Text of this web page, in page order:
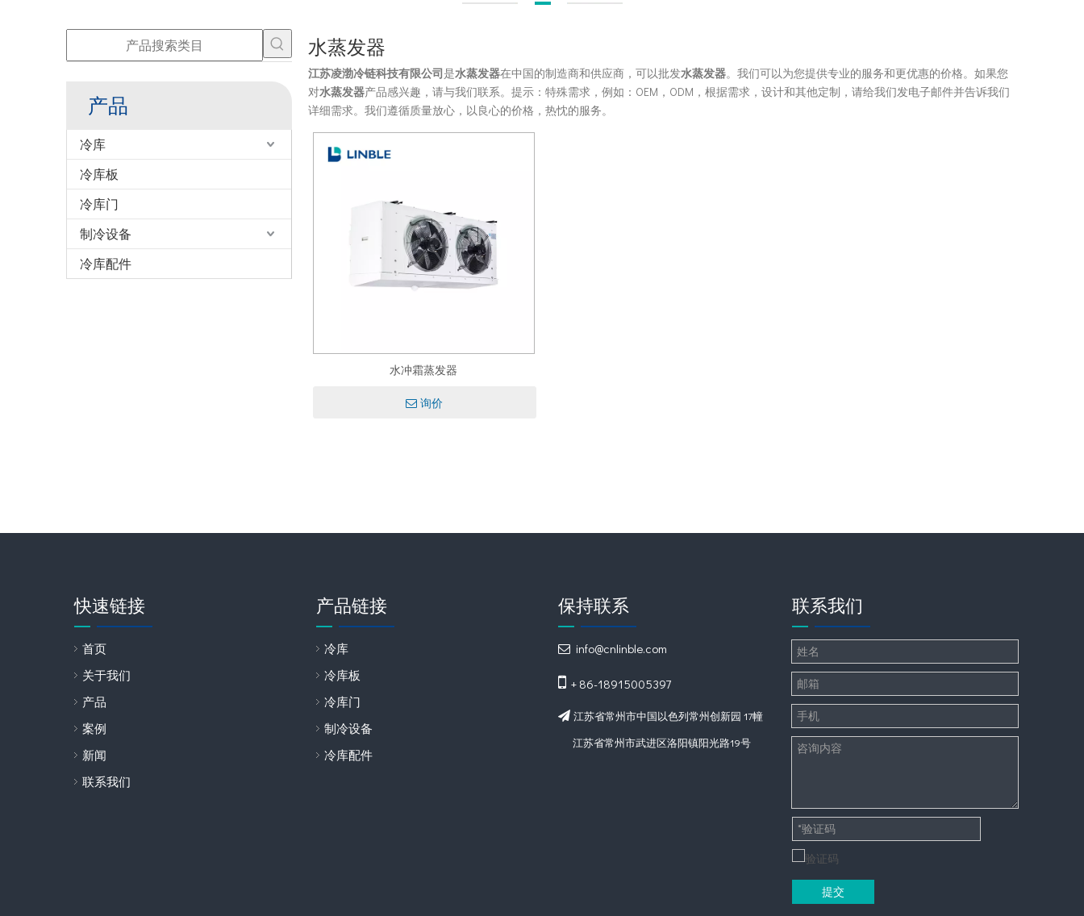
产品
冷库
冷库板
冷库门
制冷设备
冷库配件
水蒸发器
江苏凌渤冷链科技有限公司是水蒸发器在中国的制造商和供应商，可以批发水蒸发器。我们可以为您提供专业的服务和更优惠的价格。如果您
对水蒸发器产品感兴趣，请与我们联系。提示：特殊需求，例如：OEM，ODM，根据需求，设计和其他定制，请给我们发电子邮件并告诉我们
详细需求。我们遵循质量放心，以良心的价格，热忱的服务。
水冲霜蒸发器
询价
快速链接
首页
关于我们
产品
案例
新闻
联系我们
产品链接
冷库
冷库板
冷库门
制冷设备
冷库配件
保持联系
 info@cnlinble.com
 + 86-18915005397
 江苏省常州市中国以色列常州创新园 17幢
江苏省常州市武进区洛阳镇阳光路19号
联系我们
提交